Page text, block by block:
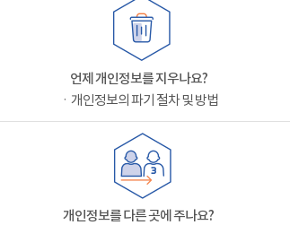
언제 개인정보를 지우나요?
ㆍ개인정보의 파기 절차 및 방법
개인정보를 다른 곳에 주나요?